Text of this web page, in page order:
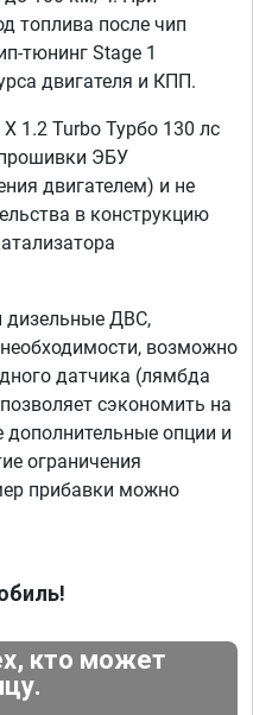
топлива после чип
тюнинг Stage 1
двигателя и КПП.
1.2 Turbo Турбо 130 лс
прошивки ЭБУ
двигателем) и не
в конструкцию
ДВС,
возможно
датчика (лямбда
сэкономить на
дополнительные опции и
ограничения
прибавки можно
кто может